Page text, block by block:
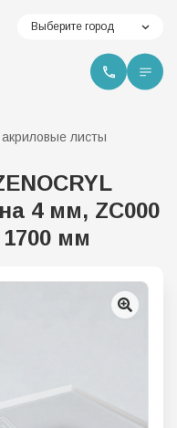
Выберите город
листы
4 мм, ZC000
мм